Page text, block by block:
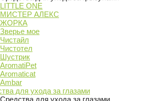
LITTLE ONE
МИСТЕР АЛЕКС
ЖОРКА
Зверье мое
Чистайл
Чистотел
Шустрик
AromatiPet
Aromaticat
Ambar
для ухода за глазами
Средства для ухода за глазами